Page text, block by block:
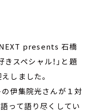
NEXT presents 石橋
きスペシャル！」と題
しました。
伊集院光さんが１対
って語り尽くしてい